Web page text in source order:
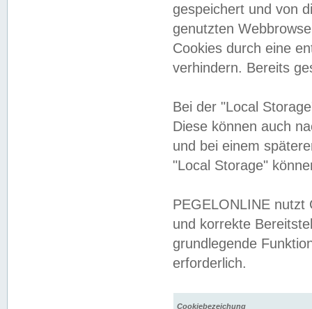
gespeichert und von
genutzten
Cookies durch eine
verhindern. Bereits
Bei der "Local
Diese können auch
und bei einem
"Local Storage"
PEGELONLINE nutzt
und korrekte
grundlegende
erforderlich.
Cookiebezeichung